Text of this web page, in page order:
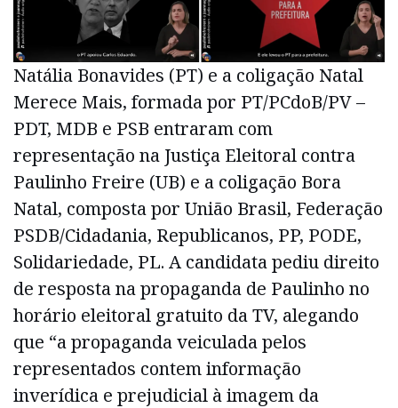
Natália Bonavides (PT) e a coligação Natal
Merece Mais, formada por PT/PCdoB/PV –
PDT, MDB e PSB entraram com
representação na Justiça Eleitoral contra
Paulinho Freire (UB) e a coligação Bora
Natal, composta por União Brasil, Federação
PSDB/Cidadania, Republicanos, PP, PODE,
Solidariedade, PL. A candidata pediu direito
de resposta na propaganda de Paulinho no
horário eleitoral gratuito da TV, alegando
que “a propaganda veiculada pelos
representados contem informação
inverídica e prejudicial à imagem da